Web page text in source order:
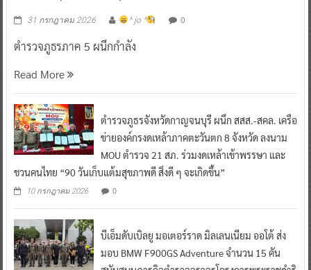
31 กรกฎาคม 2026 ^ jo ^ 0
ตำรวจภูธรภาค 5 ผนึกกำลัง
Read More
ตำรวจภูธรจังหวัดกาญจนบุรี ผนึก สสส.-สคล. เครือ
ข่ายองค์กรงดเหล้าภาคตะวันตก 8 จังหวัด ลงนาม
MOU ตำรวจ 21 สภ. ร่วมงดเหล้าเข้าพรรษา และ
ชวนคนไทย “90 วันเก็บแต้มสุขภาพดี สิ่งดี ๆ จะเกิดขึ้น”
10 กรกฎาคม 2026 0
บีเอ็มดับเบิลยู มอเตอร์ราด มิลเลนเนียม ออโต้ ส่ง
มอบ BMW F900GS Adventure จำนวน 15 คัน